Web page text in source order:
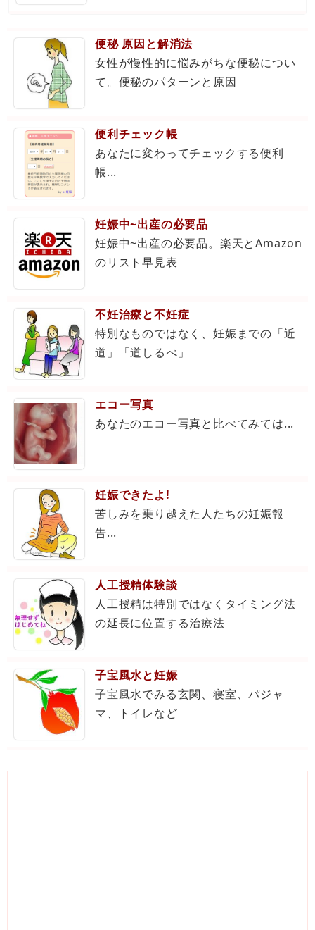
便秘 原因と解消法
女性が慢性的に悩みがちな便秘につい
て。便秘のパターンと原因
便利チェック帳
あなたに変わってチェックする便利
帳...
妊娠中~出産の必要品
妊娠中~出産の必要品。楽天とAmazon
のリスト早見表
不妊治療と不妊症
特別なものではなく、妊娠までの「近
道」「道しるべ」
エコー写真
あなたのエコー写真と比べてみては...
妊娠できたよ!
苦しみを乗り越えた人たちの妊娠報
告...
人工授精体験談
人工授精は特別ではなくタイミング法
の延長に位置する治療法
子宝風水と妊娠
子宝風水でみる玄関、寝室、パジャ
マ、トイレなど